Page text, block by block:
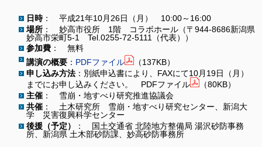
日時： 平成21年10月26日（月） 10:00～16:00
場所 ： 妙高市役所 1階 コラボホール（〒944-8686新潟県
妙高市栄町5-1 Tel.0255-72-5111（代表））
参加費 ： 無料
講演の概要 ： PDFファイル
（137KB）
申し込み方法 ：別紙申込書により、FAXにて10月19日（月）
までにお申し込みください。 PDFファイル
（80KB）
主催 ： 雪崩・地すべり研究推進協議会
共催 ： 土木研究所 雪崩・地すべり研究センター、新潟大
学 災害復興科学センター
後援（予定）
： 国土交通省 北陸地方整備局 湯沢砂防事務
所、新潟県 土木部砂防課、妙高砂防事務所